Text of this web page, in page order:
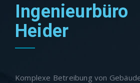
Ingenieurbüro
Heider
Komplexe Betreibung von